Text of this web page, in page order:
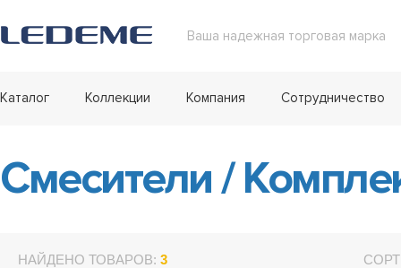
Ваша надежная торговая марка
Каталог Коллекции Компания Сотрудничество
Смесители/
НАЙДЕНО ТОВАРОВ: 3